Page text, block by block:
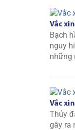
Vắc
Bạch
nguy
những
Vắc
Thủy
gây ra